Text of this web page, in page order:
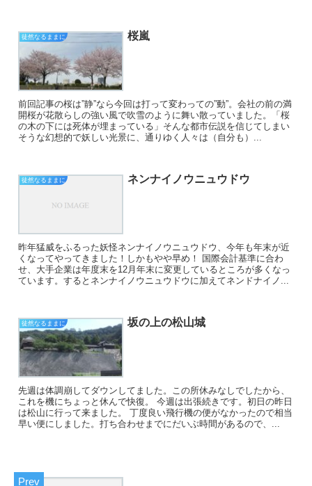
徒然なるままに 桜嵐
前回記事の桜は”静”なら今回は打って変わっての”動”。会社の前の満
開桜が花散らしの強い風で吹雪のように舞い散っていました。「桜
の木の下には死体が埋まっている」そんな都市伝説を信じてしまい
そうな幻想的で妖しい光景に、通りゆく人々は（自分も）...
徒然なるままに ネンナイノウニュウドウ
昨年猛威をふるった妖怪ネンナイノウニュウドウ、今年も年末が近
くなってやってきました！しかもやや早め！ 国際会計基準に合わ
せ、大手企業は年度末を12月年末に変更しているところが多くなっ
ています。するとネンナイノウニュウドウに加えてネンドナイノ...
徒然なるままに 坂の上の松山城
先週は体調崩してダウンしてました。この所休みなしでしたから、
これを機にちょっと休んで快復。 今週は出張続きです。初日の昨日
は松山に行って来ました。 丁度良い飛行機の便がなかったので相当
早い便にしました。打ち合わせまでにだいぶ時間があるので、...